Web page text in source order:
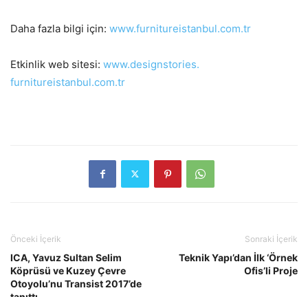
Daha fazla bilgi için: www.furnitureistanbul.com.tr
Etkinlik web sitesi: www.designstories.
furnitureistanbul.com.tr
Önceki İçerik
ICA, Yavuz Sultan Selim
Köprüsü ve Kuzey Çevre
Otoyolu’nu Transist 2017’de
Sonraki İçerik
Teknik Yapı’dan İlk ‘Örnek
Ofis’li Proje